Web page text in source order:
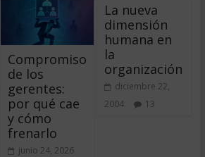
Compromiso
de los
gerentes:
por qué cae
y cómo
frenarlo
junio 24, 2026
La nueva
dimensión
humana en
la
organización
diciembre 22,
2004
13